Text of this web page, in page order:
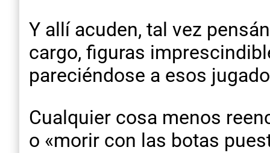
Y allí acuden, tal vez
cargo, figuras
pareciéndose a esos
Cualquier cosa menos
o «morir con las botas